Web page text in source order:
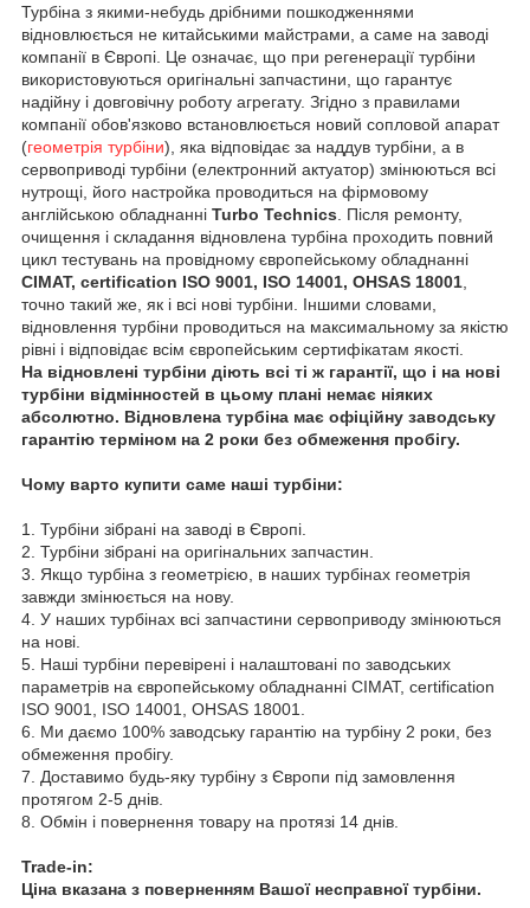
Турбіна з якими-небудь дрібними пошкодженнями
відновлюється не китайськими майстрами, а саме на заводі
компанії в Європі. Це означає, що при регенерації турбіни
використовуються оригінальні запчастини, що гарантує
надійну і довговічну роботу агрегату. Згідно з правилами
компанії обов'язково встановлюється новий сопловой апарат
(геометрія турбіни), яка відповідає за наддув турбіни, а в
сервоприводі турбіни (електронний актуатор) змінюються всі
нутрощі, його настройка проводиться на фірмовому
англійською обладнанні Turbo Technics . Після ремонту,
очищення і складання відновлена турбіна проходить повний
цикл тестувань на провідному європейському обладнанні
CIMAT, certification ISO 9001, ISO 14001, OHSAS 18001
точно такий же, як і всі нові турбіни. Іншими словами,
відновлення турбіни проводиться на максимальному за якістю
рівні і відповідає всім європейським сертифікатам якості.
На відновлені турбіни діють всі ті ж гарантії, що і на нові
турбіни відмінностей в цьому плані немає ніяких
абсолютно. Відновлена турбіна має офіційну заводську
гарантію терміном на 2 роки без обмеження пробігу.
Чому варто купити саме наші турбіни:
1. Турбіни зібрані на заводі в Європі.
2. Турбіни зібрані на оригінальних запчастин.
3. Якщо турбіна з геометрією, в наших турбінах геометрія
завжди змінюється на нову.
4. У наших турбінах всі запчастини сервоприводу змінюються
на нові.
5. Наші турбіни перевірені і налаштовані по заводських
параметрів на європейському обладнанні CIMAT, certification
ISO 9001, ISO 14001, OHSAS 18001.
6. Ми даємо 100% заводську гарантію на турбіну 2 роки, без
обмеження пробігу.
7. Доставимо будь-яку турбіну з Європи під замовлення
протягом 2-5 днів.
8. Обмін і повернення товару на протязі 14 днів.
Trade-in:
Ціна вказана з поверненням Вашої несправної турбіни.